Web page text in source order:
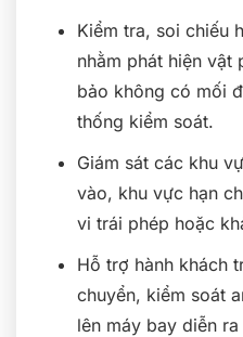
Kiểm tra, soi chiếu
nhằm phát hiện vật
bảo không có mối
thống kiểm soát.
Giám sát các khu
vào, khu vực hạn
vi trái phép hoặc
Hỗ trợ hành khách
chuyển, kiểm soát
lên máy bay diễn